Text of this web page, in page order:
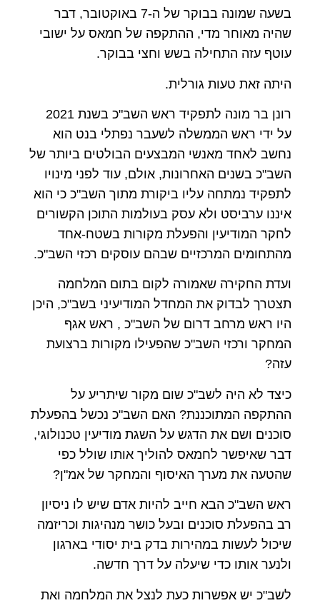
בשעה שמונה בבוקר של ה-7 באוקטובר, דבר
שהיה מאוחר מדי, ההתקפה של חמאס על ישובי
עוטף עזה התחילה בשש וחצי בבוקר.
היתה זאת טעות גורלית.
רונן בר מונה לתפקיד ראש השב"כ בשנת 2021
על ידי ראש הממשלה לשעבר נפתלי בנט הוא
נחשב לאחד מאנשי המבצעים הבולטים ביותר של
השב"כ בשנים האחרונות, אולם, עוד לפני מינויו
לתפקיד נמתחה עליו ביקורת מתוך השב"כ כי הוא
איננו ערביסט ולא עסק בעולמות התוכן הקשורים
לחקר המודיעין והפעלת מקורות בשטח-אחד
מהתחומים המרכזיים שבהם עוסקים רכזי השב"כ.
ועדת החקירה שאמורה לקום בתום המלחמה
תצטרך לבדוק את המחדל המודיעיני בשב"כ, היכן
היו ראש מרחב דרום של השב"כ , ראש אגף
המחקר ורכזי השב"כ שהפעילו מקורות ברצועת
עזה?
כיצד לא היה לשב"כ שום מקור שיתריע על
ההתקפה המתוכננת? האם השב"כ נכשל בהפעלת
סוכנים ושם את הדגש על השגת מודיעין טכנולוגי,
דבר שאיפשר לחמאס להוליך אותו שולל כפי
שהטעה את מערך האיסוף והמחקר של אמ"ן?
ראש השב"כ הבא חייב להיות אדם שיש לו ניסיון
רב בהפעלת סוכנים ובעל כושר מנהיגות וכריזמה
שיכול לעשות במהירות בדק בית יסודי בארגון
ולנער אותו כדי שיעלה על דרך חדשה.
לשב"כ יש אפשרות כעת לנצל את המלחמה ואת